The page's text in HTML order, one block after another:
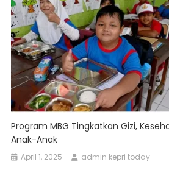
Program MBG Tingkatkan Gizi,
Anak-Anak
April 1, 2025 admin kepri today